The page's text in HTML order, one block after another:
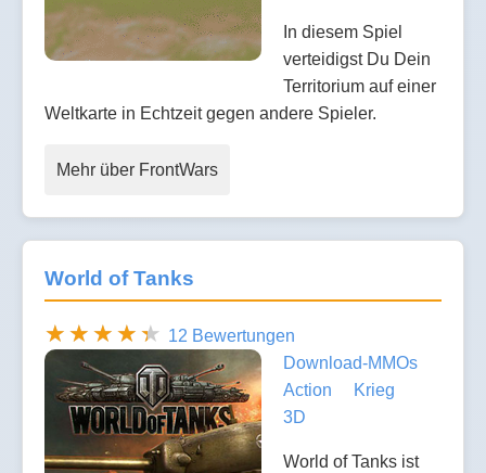
In diesem Spiel
verteidigst Du Dein
Territorium auf einer
Weltkarte in Echtzeit gegen andere Spieler.
Mehr über FrontWars
World of Tanks
12 Bewertungen
Download-MMOs
Action
Krieg
3D
World of Tanks ist